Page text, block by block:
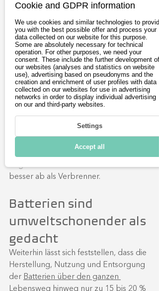
Thema ‚Alternative Antriebe und ihre
Umweltwirkungen‘. Hierbei wurde
auch berücksichtigt, dass die
Verbrenner in naher Zukunft mit den
aufwendig hergestellten e-Fuels
betrieben werden.
Das Ergebnis der Studie zeigt: e-
Fahrzeuge wie beispielsweise
Elektroautos sind bereits heute
klimafreundlicher, sie schneiden auch
langfristig in anderen
Umweltkategorien wie
Feinstaubbelastung, Versauerung des
besser ab als Verbrenner.
Batterien sind
umweltschonender als
gedacht
Weiterhin lässt sich feststellen, dass die
Herstellung, Nutzung und Entsorgung
der Batterien über den ganzen
Lebensweg hinweg nur zu 15 bis 20 %
Cookie and GDPR information
We use cookies and similar technologies to provide
you with the best possible offer and process your
data collected on our website for this purpose.
Some are absolutely necessary for technical
operation. For other purposes, we need your
consent. These include the further development of
our websites (analyses and statistics on website
use), advertising based on pseudonyms and the
creation and enrichment of user profiles with data
collected on our websites for use in advertising
networks in order to display individual advertising
on our and third-party websites.
Settings
Accept all